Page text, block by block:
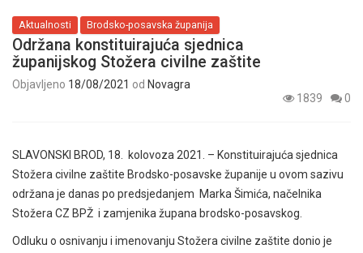
Aktualnosti Brodsko-posavska županija
Održana konstituirajuća sjednica
županijskog Stožera civilne zaštite
Objavljeno 18/08/2021 od Novagra
1839
0
SLAVONSKI BROD, 18. kolovoza 2021. – Konstituirajuća sjednica
Stožera civilne zaštite Brodsko-posavske županije u ovom sazivu
održana je danas po predsjedanjem Marka Šimića, načelnika
Stožera CZ BPŽ i zamjenika župana brodsko-posavskog.
Odluku o osnivanju i imenovanju Stožera civilne zaštite donio je